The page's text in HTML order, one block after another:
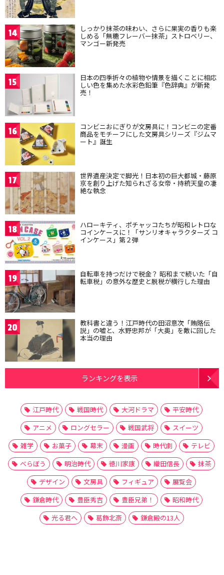
14 しっかり抹茶の味わい、さらに果実の香りも楽
しめる「無糖フレーバー抹茶」ストロベリー、
マンゴー新発売
15 日本の四季折々の植物や情景を描くことに相応
しい色を集めた水彩色鉛筆『色辞典』が新発
売！
16 コンビニおにぎりが文房具に！コンビニの定番
商品をモチーフにした文房具シリーズ『ジムマ
ート』誕生
17 世界遺産決定で脚光！日本初の巨大都城・藤原
京を創り上げた知られざる女帝・持統天皇の凄
絶な執念
18 ハローキティ、ポチャッコたちが昭和レトロな
コインケースに！「サンリオキャラクターズ コ
インケース」第２弾
19 自転車を持つだけで税金？ 昭和まで続いた「自
転車税」の意外な歴史と脱税が横行した理由
20 教科書と違う！江戸時代の田沼意次「賄賂伝
説」の嘘と、水野忠邦が「大奥」を敵に回した
本当の理由
ランキングを表示
江戸時代 戦国時代 大河ドラマ
平安時代
アニメ
ロングセラー 戦国武将
スイーツ
雑学
お菓子 幕末 漫画 時代劇
テレビ
べらぼう
明治時代 徳川家康 織田信長
抹茶
デザイン
文房具 フィギュア
展覧会
鎌倉時代
豊臣秀吉 豊臣兄弟！
昭和時代
光る君へ
葛飾北斎 鎌倉殿の13人